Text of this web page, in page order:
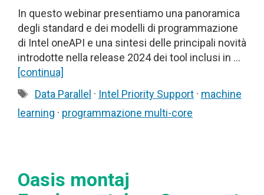
In questo webinar presentiamo una panoramica
degli standard e dei modelli di programmazione
di Intel oneAPI e una sintesi delle principali novità
introdotte nella release 2024 dei tool inclusi in …
[continua]
Tag
Data Parallel · Intel Priority Support· machine
learning · programmazione multi-core
Oasis montaj